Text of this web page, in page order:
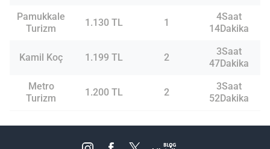
Pamukkale
Turizm
1.130 TL 1
4Saat
14Dakika
Kamil Koç 1.199 TL 2
3Saat
47Dakika
Metro
Turizm
1.200 TL 2
3Saat
52Dakika